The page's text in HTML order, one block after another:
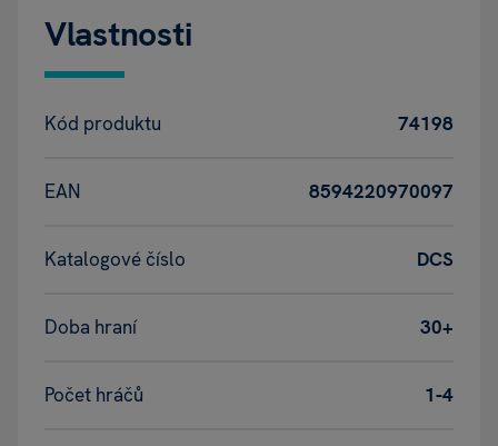
Vlastnosti
Kód produktu 74198
EAN 8594220970097
Katalogové číslo DCS
Doba hraní 30+
Počet hráčů 1-4